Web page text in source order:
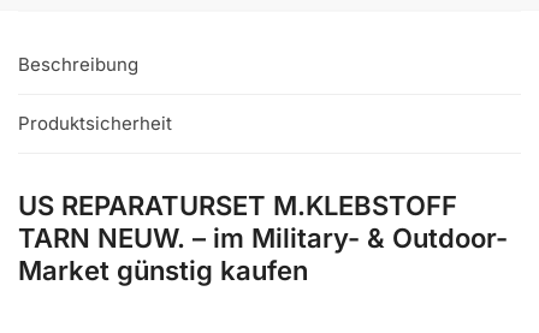
Beschreibung
Produktsicherheit
US REPARATURSET M.KLEBSTOFF
TARN NEUW. – im Military- & Outdoor-
Market günstig kaufen